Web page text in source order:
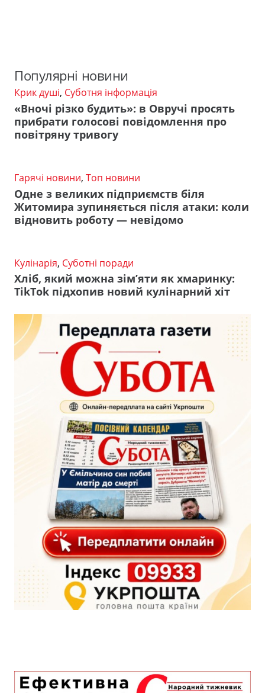
Популярні новини
Крик душі, Суботня інформація
«Вночі різко будить»: в Овручі просять
прибрати голосові повідомлення про
повітряну тривогу
Гарячі новини, Топ новини
Одне з великих підприємств біля
Житомира зупиняється після атаки: коли
відновить роботу — невідомо
Кулінарія, Суботні поради
Хліб, який можна зім’яти як хмаринку:
TikTok підхопив новий кулінарний хіт